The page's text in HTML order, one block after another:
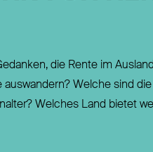
die Rente im
Welche sind die
Welches Land bietet